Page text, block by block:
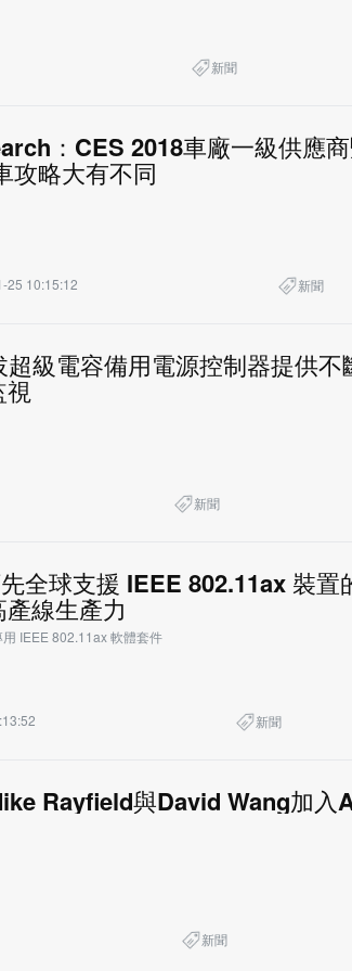
新聞
：CES 2018車廠一級供應
攻略大有不同
25 10:15:12 新聞
級電容備用電源控制器提供不
視
新聞
全球支援 IEEE 802.11ax 裝置
線生產力
IEEE 802.11ax 軟體套件
新聞
Rayfield與David Wang加入
新聞